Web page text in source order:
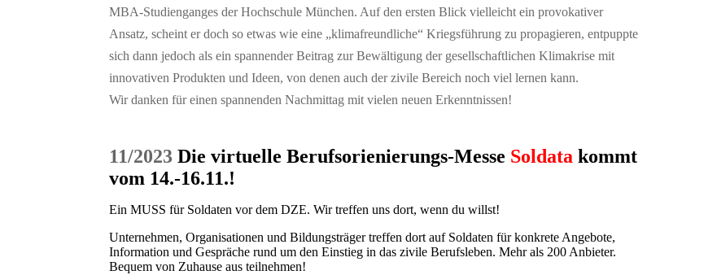
MBA-Studienganges der Hochschule München. Auf den ersten Blick vielleicht ein provokativer
Ansatz, scheint er doch so etwas wie eine „klimafreundliche“ Kriegsführung zu propagieren, entpuppte
sich dann jedoch als ein spannender Beitrag zur Bewältigung der gesellschaftlichen Klimakrise mit
innovativen Produkten und Ideen, von denen auch der zivile Bereich noch viel lernen kann.
Wir danken für einen spannenden Nachmittag mit vielen neuen Erkenntnissen!
11/2023 Die virtuelle Berufsorienierungs-Messe Soldatakommt
vom 14.-16.11.!
Ein MUSS für Soldaten vor dem DZE. Wir treffen uns dort, wenn du willst!
Unternehmen, Organisationen und Bildungsträger treffen dort auf Soldaten für konkrete Angebote,
Information und Gespräche rund um den Einstieg in das zivile Berufsleben. Mehr als 200 Anbieter.
Bequem von Zuhause aus teilnehmen!